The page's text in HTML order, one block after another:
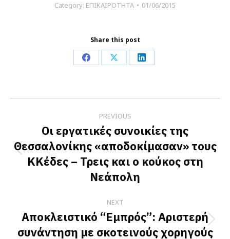
Category: ΕΠΙΚΑΙΡΟΤΗΤΑ 01/06/2015
Share this post
Share
Facebook
Share
X
Share
LinkedIn
navigation
PREVIOUS
Previous
post:
Οι εργατικές συνοικίες της
Θεσσαλονίκης «αποδοκίμασαν» τους
ΚΚέδες – Τρεις και ο κούκος στη
Νεάπολη
NEXT
Next
Αποκλειστικό “Εμπρός”: Αριστερή
συνάντηση με σκοτεινούς χορηγούς